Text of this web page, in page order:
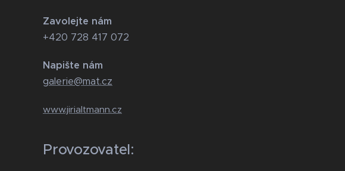
Zavolejte nám
+420 728 417 072
Napište nám
galerie@mat.cz
www.jirialtmann.cz
Provozovatel: